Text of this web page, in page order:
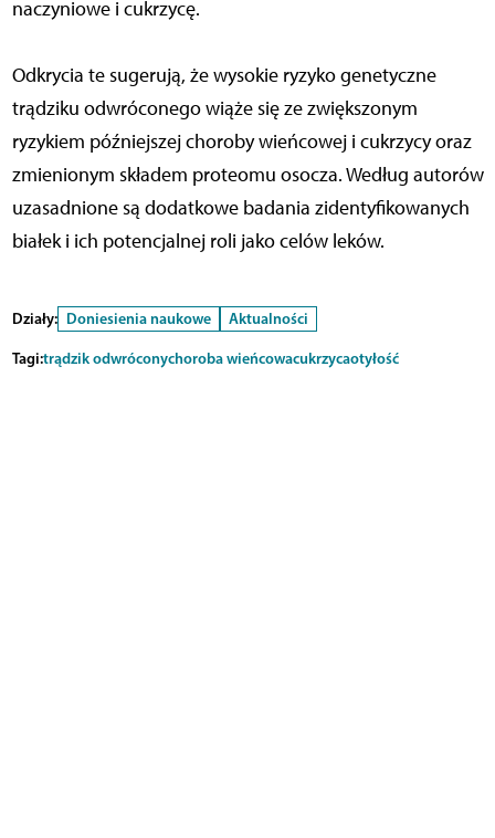
naczyniowe i cukrzycę.
Odkrycia te sugerują, że wysokie ryzyko genetyczne
trądziku odwróconego wiąże się ze zwiększonym
ryzykiem późniejszej choroby wieńcowej i cukrzycy oraz
zmienionym składem proteomu osocza. Według autorów
uzasadnione są dodatkowe badania zidentyfikowanych
białek i ich potencjalnej roli jako celów leków.
Działy: Doniesienia naukowe
Aktualności
Tagi:trądzik odwróconychoroba wieńcowacukrzycaotyłość